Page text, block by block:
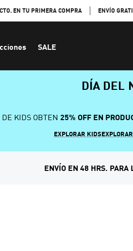
EN TU PRIMERA COMPRA ENVÍO
SALE
DÍA DEL
KIDS OBTEN 25% OFF EN
EXPLORAR KIDS
ENVÍO EN 48 HRS. PARA